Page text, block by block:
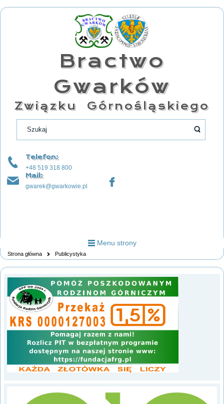
Bractwo
Gwarków
Związku Górnośląskiego
Telefon:
+48 519 318 800
Mail:
gwarek@gwarkowie.pl
Menu strony
Strona główna Publicystyka